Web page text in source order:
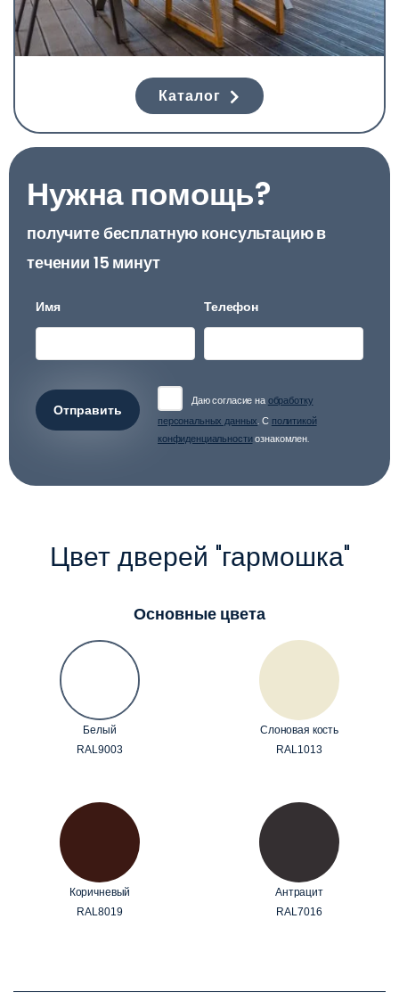
Каталог
Нужна помощь?
получите бесплатную консультацию в
течении 15 минут
Имя Телефон
Отправить
Даю согласие наобработку
персональных данных. С политикой
конфиденциальностиознакомлен.
Цвет дверей "гармошка"
Основные цвета
Белый
RAL9003
Слоновая кость
RAL1013
Коричневый
RAL8019
Антрацит
RAL7016